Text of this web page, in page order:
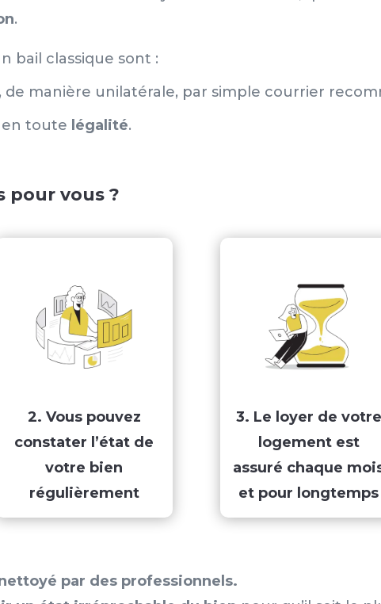
.
bail classique sont :
, de manière unilatérale, par simple courrier
en toute légalité.
pour vous ?
2. Vous pouvez
constater l’état de
votre bien
régulièrement
3. Le loyer de votre
logement est
assuré chaque
et pour longtemps
par des professionnels.